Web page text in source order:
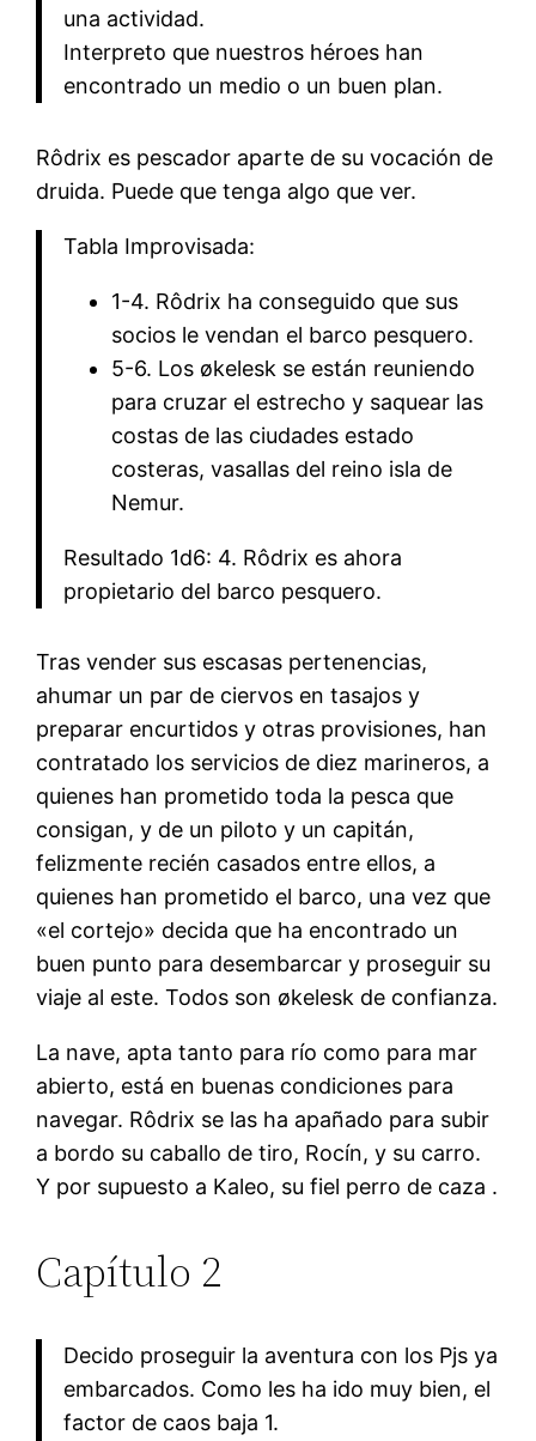
una actividad.
Interpreto que nuestros héroes han
encontrado un medio o un buen plan.
Rôdrix es pescador aparte de su vocación de
druida. Puede que tenga algo que ver.
Tabla Improvisada:
1-4. Rôdrix ha conseguido que sus
socios le vendan el barco pesquero.
5-6. Los økelesk se están reuniendo
para cruzar el estrecho y saquear las
costas de las ciudades estado
costeras, vasallas del reino isla de
Nemur.
Resultado 1d6: 4. Rôdrix es ahora
propietario del barco pesquero.
Tras vender sus escasas pertenencias,
ahumar un par de ciervos en tasajos y
preparar encurtidos y otras provisiones, han
contratado los servicios de diez marineros, a
quienes han prometido toda la pesca que
consigan, y de un piloto y un capitán,
felizmente recién casados entre ellos, a
quienes han prometido el barco, una vez que
«el cortejo» decida que ha encontrado un
buen punto para desembarcar y proseguir su
viaje al este. Todos son økelesk de confianza.
La nave, apta tanto para río como para mar
abierto, está en buenas condiciones para
navegar. Rôdrix se las ha apañado para subir
a bordo su caballo de tiro, Rocín, y su carro.
Y por supuesto a Kaleo, su fiel perro de caza .
Capítulo 2
Decido proseguir la aventura con los Pjs ya
embarcados. Como les ha ido muy bien, el
factor de caos baja 1.